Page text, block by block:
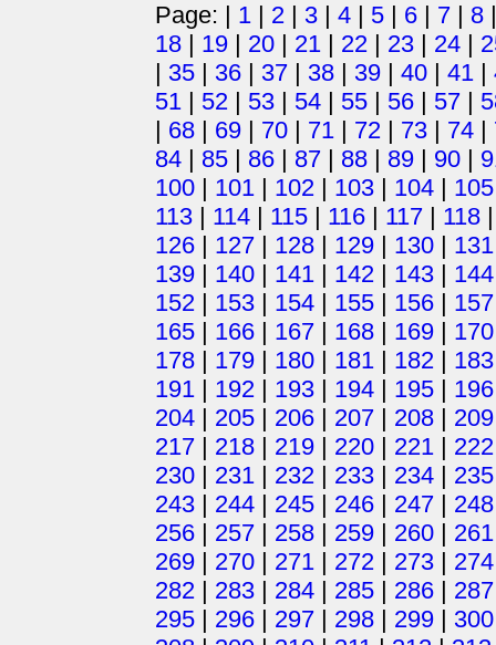
Page: | 1 | 2 | 3 | 4 | 5 | 6 | 7 | 8
18 | 19 | 20 | 21 | 22 | 23 | 24 |
| 35 | 36 | 37 | 38 | 39 | 40 | 41 |
51 | 52 | 53 | 54 | 55 | 56 | 57 |
| 68 | 69 | 70 | 71 | 72 | 73 | 74 |
84 | 85 | 86 | 87 | 88 | 89 | 90 |
100 | 101 | 102 | 103 | 104 | 105
113 | 114 | 115 | 116 | 117 | 118
126 | 127 | 128 | 129 | 130 | 131
139 | 140 | 141 | 142 | 143 | 144
152 | 153 | 154 | 155 | 156 | 157
165 | 166 | 167 | 168 | 169 | 170
178 | 179 | 180 | 181 | 182 | 183
191 | 192 | 193 | 194 | 195 | 196
204 | 205 | 206 | 207 | 208 | 209
217 | 218 | 219 | 220 | 221 | 222
230 | 231 | 232 | 233 | 234 | 235
243 | 244 | 245 | 246 | 247 | 248
256 | 257 | 258 | 259 | 260 | 261
269 | 270 | 271 | 272 | 273 | 274
282 | 283 | 284 | 285 | 286 | 287
295 | 296 | 297 | 298 | 299 | 300